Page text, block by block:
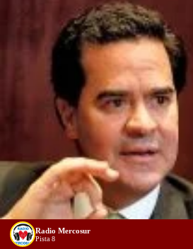
Radio Mercosur
Pista 8